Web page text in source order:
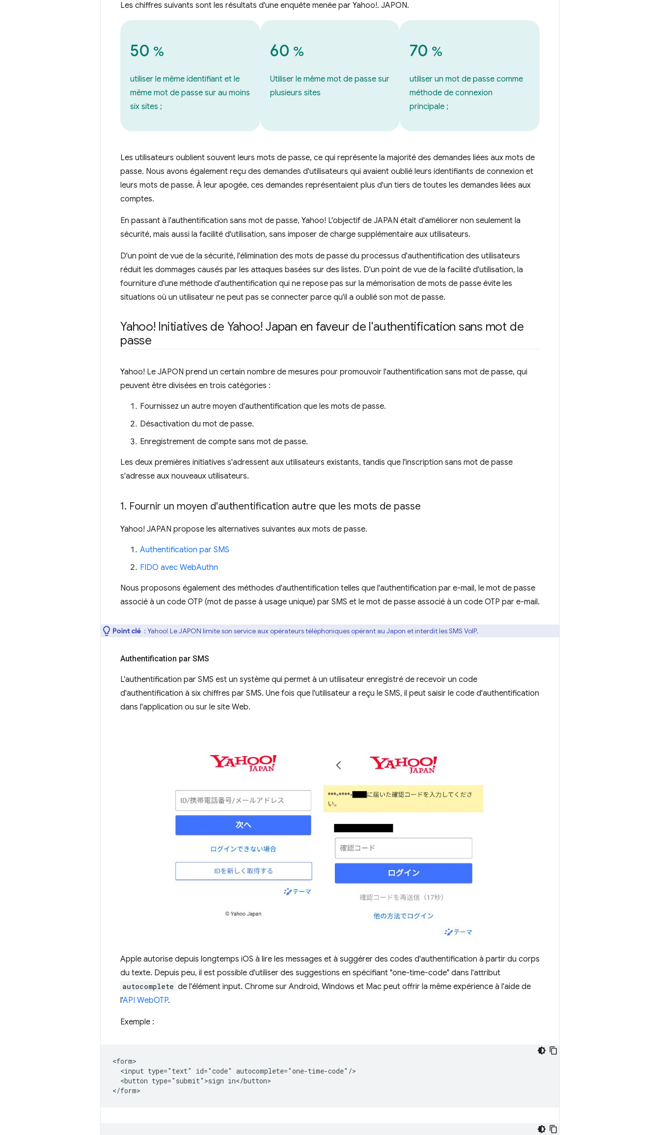
Les chiffres suivants sont les résultats d'une enquête menée par Yahoo!. JAPON.
50 %
utiliser le même identifiant et le
même mot de passe sur au moins
six sites ;
60 %
Utiliser le même mot de passe sur
plusieurs sites
70 %
utiliser un mot de passe comme
méthode de connexion
principale ;
Les utilisateurs oublient souvent leurs mots de passe, ce qui représente la majorité des demandes liées aux mots de
passe. Nous avons également reçu des demandes d'utilisateurs qui avaient oublié leurs identifiants de connexion et
leurs mots de passe. À leur apogée, ces demandes représentaient plus d'un tiers de toutes les demandes liées aux
comptes.
En passant à l'authentification sans mot de passe, Yahoo! L'objectif de JAPAN était d'améliorer non seulement la
sécurité, mais aussi la facilité d'utilisation, sans imposer de charge supplémentaire aux utilisateurs.
D'un point de vue de la sécurité, l'élimination des mots de passe du processus d'authentification des utilisateurs
réduit les dommages causés par les attaques basées sur des listes. D'un point de vue de la facilité d'utilisation, la
fourniture d'une méthode d'authentification qui ne repose pas sur la mémorisation de mots de passe évite les
situations où un utilisateur ne peut pas se connecter parce qu'il a oublié son mot de passe.
Yahoo! Initiatives de Yahoo! Japan en faveur de l'authentification sans mot de
passe
Yahoo! Le JAPON prend un certain nombre de mesures pour promouvoir l'authentification sans mot de passe, qui
peuvent être divisées en trois catégories :
Fournissez un autre moyen d'authentification que les mots de passe.
Désactivation du mot de passe.
Enregistrement de compte sans mot de passe.
Les deux premières initiatives s'adressent aux utilisateurs existants, tandis que l'inscription sans mot de passe
s'adresse aux nouveaux utilisateurs.
1. Fournir un moyen d'authentification autre que les mots de passe
Yahoo! JAPAN propose les alternatives suivantes aux mots de passe.
Authentification par SMS
FIDO avec WebAuthn
Nous proposons également des méthodes d'authentification telles que l'authentification par e-mail, le mot de passe
associé à un code OTP (mot de passe à usage unique) par SMS et le mot de passe associé à un code OTP par e-mail.
Point clé : Yahoo! Le JAPON limite son service aux opérateurs téléphoniques opérant au Japon et interdit les SMS VoIP.
Authentification par SMS
L'authentification par SMS est un système qui permet à un utilisateur enregistré de recevoir un code
d'authentification à six chiffres par SMS. Une fois que l'utilisateur a reçu le SMS, il peut saisir le code d'authentification
dans l'application ou sur le site Web.
Apple autorise depuis longtemps iOS à lire les messages et à suggérer des codes d'authentification à partir du corps
du texte. Depuis peu, il est possible d'utiliser des suggestions en spécifiant "one-time-code" dans l'attribut
autocomplete de l'élément input. Chrome sur Android, Windows et Mac peut offrir la même expérience à l'aide de
l'API WebOTP.
Exemple :
<form>
  <input type="text" id="code" autocomplete="one-time-code"/>
  <button type="submit">sign in</button>